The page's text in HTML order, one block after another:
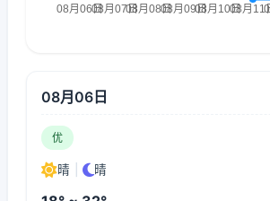
08月06日
优
晴 晴